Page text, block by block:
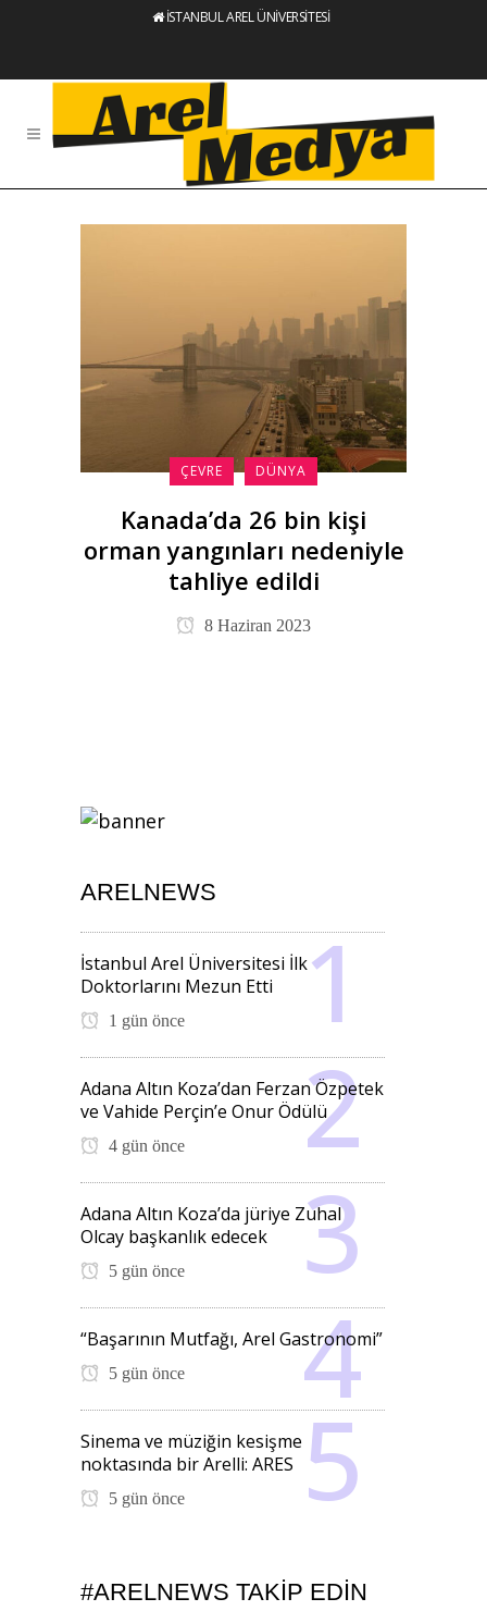
İSTANBUL AREL ÜNİVERSİTESİ
ÇEVRE DÜNYA
Kanada’da 26 bin kişi
orman yangınları nedeniyle
tahliye edildi
8 Haziran 2023
ARELNEWS
İstanbul Arel Üniversitesi İlk
Doktorlarını Mezun Etti
1 gün önce
Adana Altın Koza’dan Ferzan Özpetek
ve Vahide Perçin’e Onur Ödülü
4 gün önce
Adana Altın Koza’da jüriye Zuhal
Olcay başkanlık edecek
5 gün önce
“Başarının Mutfağı, Arel Gastronomi”
5 gün önce
Sinema ve müziğin kesişme
noktasında bir Arelli: ARES
5 gün önce
#ARELNEWS TAKIP EDIN